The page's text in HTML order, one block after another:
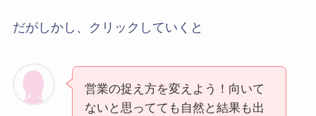
だがしかし、クリックしていくと
営業の捉え方を変えよう！向いて
ないと思ってても自然と結果も出